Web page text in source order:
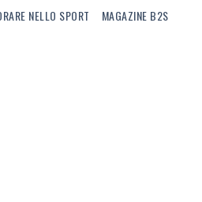
NELLO SPORT MAGAZINE B2S